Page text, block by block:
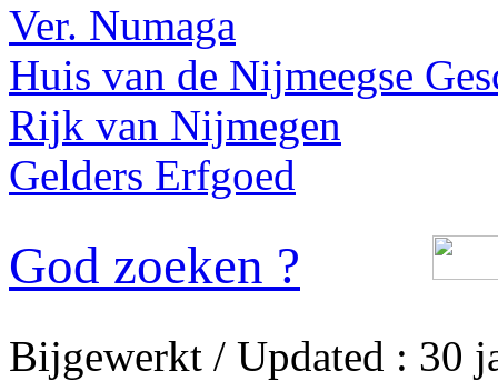
Ver. Numaga
Huis van de Nijmeegse
Rijk van Nijmegen
Gelders Erfgoed
God zoeken ?
Bijgewerkt / Updated : 30